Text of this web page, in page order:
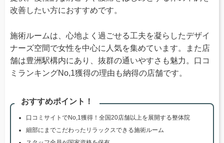
改善したい方におすすめです。
施術ルームは、心地よく過ごせる工夫を凝らしたデザイ
ナーズ空間で女性を中心に人気を集めています。また店
舗は豊洲駅構内にあり、抜群の通いやすさも魅力。口コ
ミランキングNo,1獲得の理由も納得の店舗です。
おすすめポイント！
口コミサイトでNo,1獲得！全国20店舗以上を展開する整体院
細部にまでこだわったリラックスできる施術ルーム